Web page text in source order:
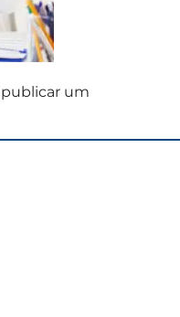
publicar um